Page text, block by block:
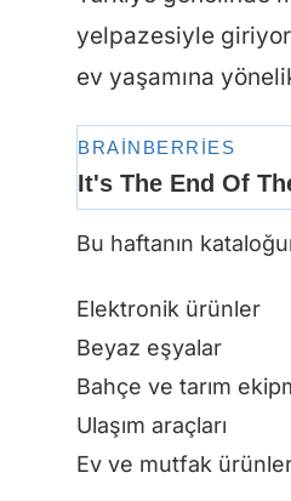
yelpazesiyle
ev yaşamına
Bu haftanın
Elektronik ürünler
Beyaz eşyalar
Bahçe ve tarım
Ulaşım araçları
Ev ve mutfak